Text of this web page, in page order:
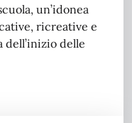
un’idonea
ricreative e
dell’inizio delle